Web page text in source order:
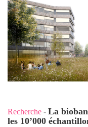
Recherche - La
les 10’000